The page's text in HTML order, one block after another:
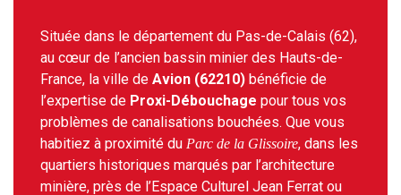
Située dans le département du Pas-de-Calais (62),
au cœur de l’ancien bassin minier des Hauts-de-
France, la ville de Avion (62210) bénéficie de
l’expertise de Proxi-Débouchage pour tous vos
problèmes de canalisations bouchées. Que vous
habitiez à proximité du Parc de la Glissoire, dans les
quartiers historiques marqués par l’architecture
minière, près de l’Espace Culturel Jean Ferrat ou